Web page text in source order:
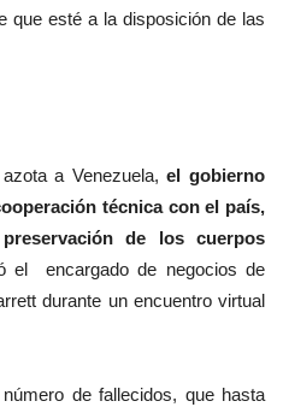
que esté a la disposición de las
a Venezuela,el gobierno
técnica con el país,
de los cuerpos
el encargado de negocios de
durante un encuentro virtual
de fallecidos, que hasta